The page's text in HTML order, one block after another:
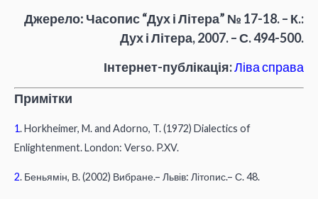
Джерело: Часопис “Дух і Літера” № 17-18. – К.:
Дух і Літера, 2007. – С. 494-500.
Інтернет-публікація:Ліва справа
Примітки
1. Horkheimer, M. and Adorno, T. (1972) Dialectics of
Enlightenment. London: Verso. P.XV.
2. Беньямін, В. (2002) Вибране.– Львів: Літопис.– С. 48.